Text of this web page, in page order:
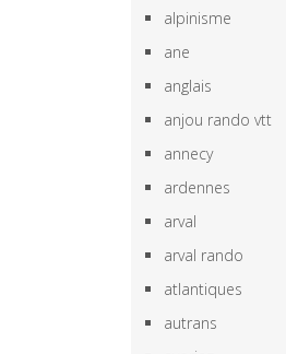
alpinisme
ane
anglais
anjou rando vtt
annecy
ardennes
arval
arval rando
atlantiques
autrans